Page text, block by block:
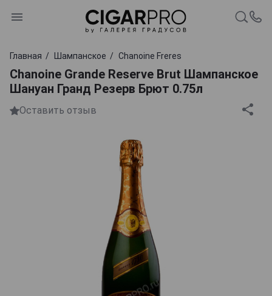
Главная Шампанское Chanoine Freres
Chanoine Grande Reserve Brut Шампанское
Шануан Гранд Резерв Брют 0.75л
Оставить отзыв